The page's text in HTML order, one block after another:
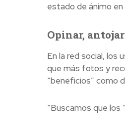
estado de ánimo en
Opinar,
En la red social, los
que más fotos y
“beneficios” como
“Buscamos que los